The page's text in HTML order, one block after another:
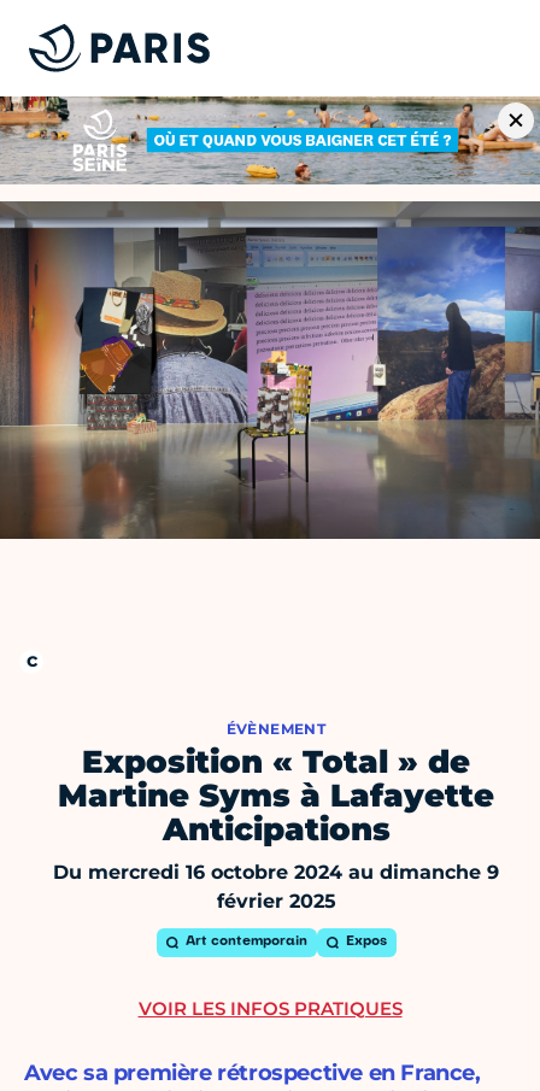
ÉVÈNEMENT
Exposition « Total » de
Martine Syms à Lafayette
Anticipations
Du mercredi 16 octobre 2024 au dimanche 9
février 2025
Art contemporain Expos
Avec sa première rétrospective en France,
VOIR LES INFOS PRATIQUES